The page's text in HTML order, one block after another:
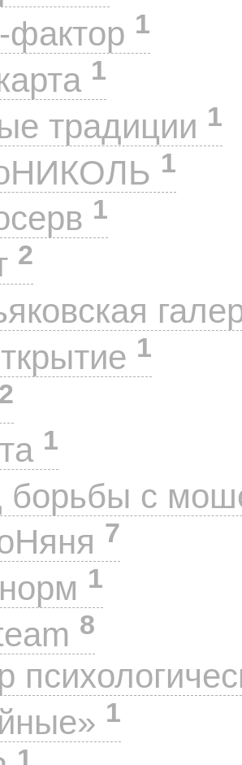
1
1
традиции 1
1
1
2
1
2
1
борьбы с
7
1
8
1
1